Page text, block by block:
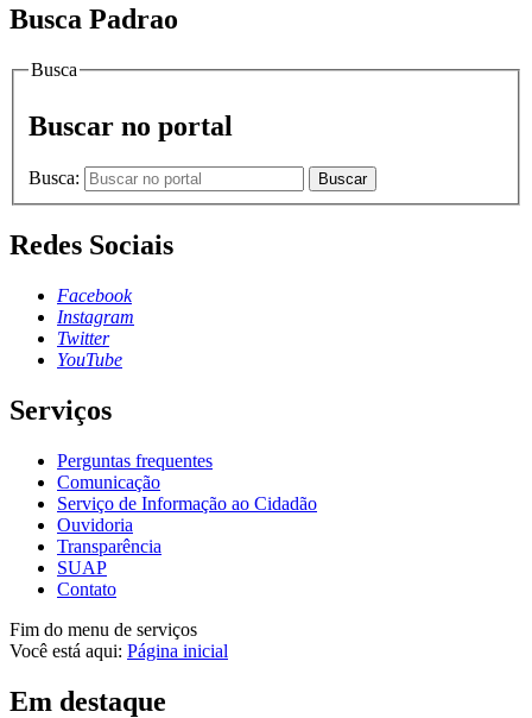
Busca Padrao
Busca
Buscar no portal
Busca: Buscar
Redes Sociais
Facebook
Instagram
Twitter
YouTube
Serviços
Perguntas frequentes
Comunicação
Serviço de Informação ao Cidadão
Ouvidoria
Transparência
SUAP
Contato
Fim do menu de serviços
Você está aqui: Página inicial
Em destaque